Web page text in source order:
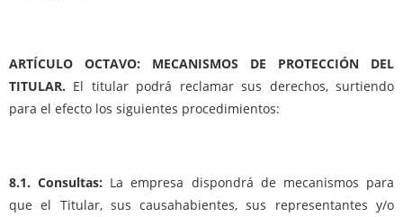
ARTÍCULO OCTAVO: MECANISMOS DE PROTECCIÓN DEL
TITULAR. El titular podrá reclamar sus derechos, surtiendo
para el efecto los siguientes procedimientos:
8.1. Consultas: La empresa dispondrá de mecanismos para
que el Titular, sus causahabientes, sus representantes y/o